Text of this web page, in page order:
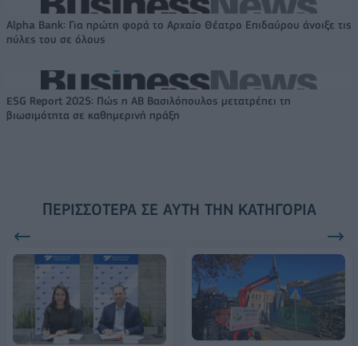
Alpha Bank: Για πρώτη φορά το Αρχαίο Θέατρο Επιδαύρου άνοιξε τις
πύλες του σε όλους
ESG Report 2025: Πώς η ΑΒ Βασιλόπουλος μετατρέπει τη
βιωσιμότητα σε καθημερινή πράξη
ΠΕΡΙΣΣΌΤΕΡΑ ΣΕ ΑΥΤΉ ΤΗΝ ΚΑΤΗΓΟΡΊΑ